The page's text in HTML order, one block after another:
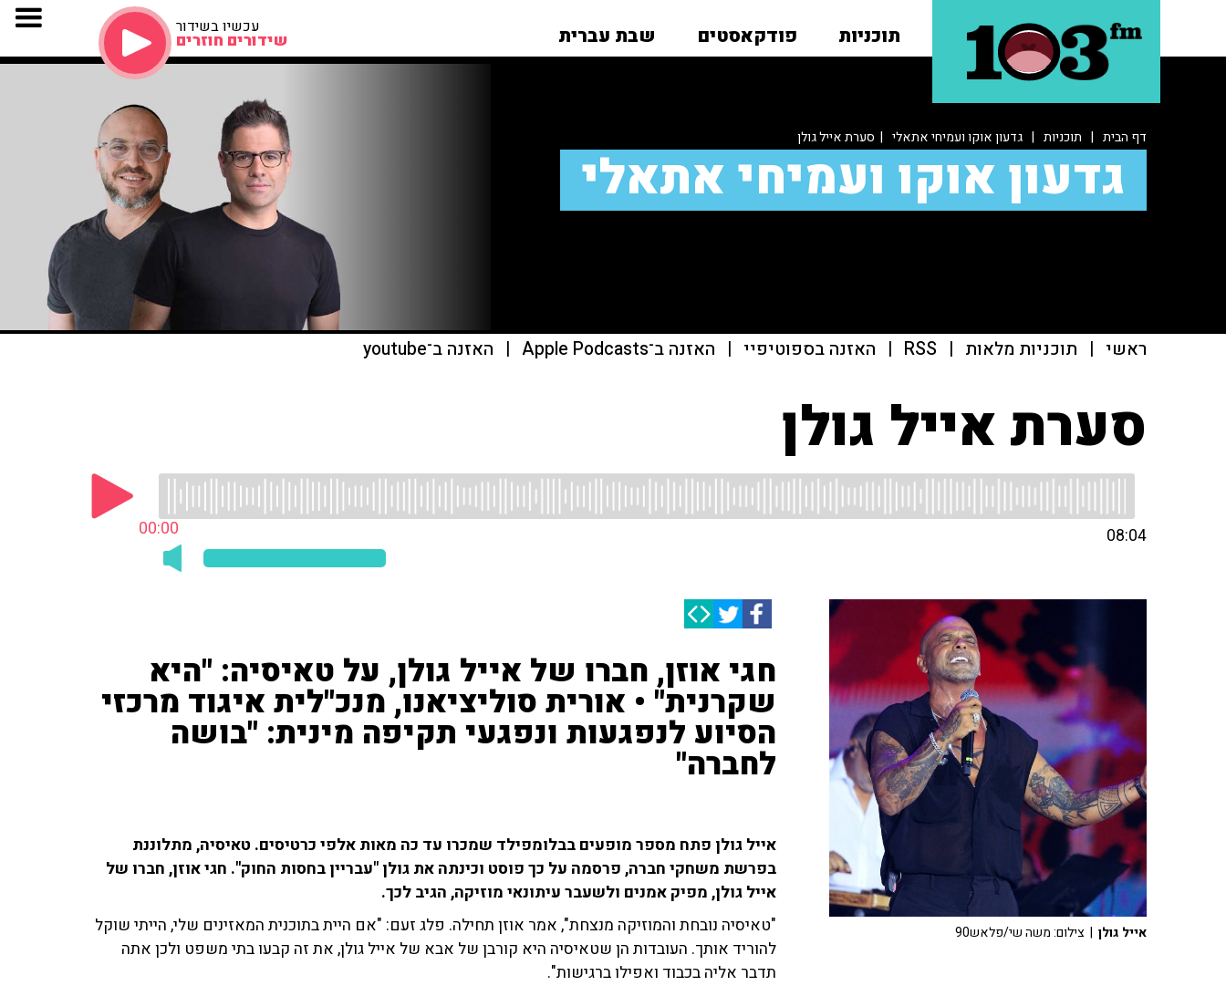
תוכניות פודקאסטים שבת עברית עכשיו בשידור
שידורים חוזרים
דף הבית | תוכניות | גדעון אוקו ועמיחי אתאלי | סערת אייל גולן
גדעון אוקו ועמיחי אתאלי
ראשי | תוכניות מלאות |
RSS
| האזנה בספוטיפיי | האזנה ב־Apple Podcasts | האזנה ב־youtube
סערת אייל גולן
00:00 08:04
חגי אוזן, חברו של אייל גולן, על טאיסיה: "היא
שקרנית" • אורית סוליציאנו, מנכ"לית איגוד מרכזי
הסיוע לנפגעות ונפגעי תקיפה מינית: "בושה
לחברה"
אייל גולן פתח מספר מופעים בבלומפילד שמכרו עד כה מאות אלפי כרטיסים. טאיסיה, מתלוננת
בפרשת משחקי חברה, פרסמה על כך פוסט וכינתה את גולן "עבריין בחסות החוק". חגי אוזן, חברו של
אייל גולן, מפיק אמנים ולשעבר עיתונאי מוזיקה, הגיב לכך.
"טאיסיה נובחת והמוזיקה מנצחת", אמר אוזן תחילה. פלג זעם: "אם היית בתוכנית המאזינים שלי, הייתי שוקל
להוריד אותך. העובדות הן שטאיסיה היא קורבן של אבא של אייל גולן, את זה קבעו בתי משפט ולכן אתה
תדבר אליה בכבוד ואפילו ברגישות".
אייל גולן | צילום: משה שי/פלאש90